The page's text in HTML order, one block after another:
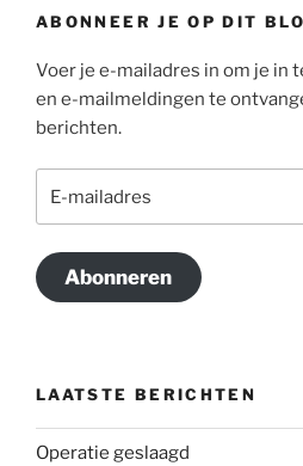
ABONNEER JE OP DIT
Voer je e-mailadres in om je in
en e-mailmeldingen te
berichten.
Abonneren
LAATSTE BERICHTEN
Operatie geslaagd